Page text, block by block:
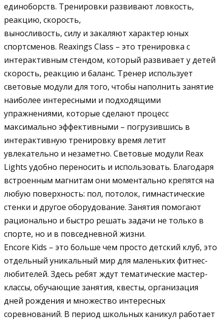
единоборств. Тренировки развивают ловкость,
реакцию, скорость,
выносливость, силу и закаляют характер юных
спортсменов. Reaxings Class – это тренировка с
интерактивным стендом, который развивает у детей
скорость, реакцию и баланс. Тренер использует
световые модули для того, чтобы наполнить занятие
наиболее интересными и подходящими
упражнениями, которые сделают процесс
максимально эффективными – погрузившись в
интерактивную тренировку время летит
увлекательно и незаметно. Световые модули Reax
Lights удобно переносить и использовать. Благодаря
встроенным магнитам они моментально крепятся на
любую поверхность: пол, потолок, гимнастические
стенки и другое оборудование. Занятия помогают
рационально и быстро решать задачи не только в
спорте, но и в повседневной жизни.
Encore Kids – это больше чем просто детский клуб, это
отдельный уникальный мир для маленьких фитнес-
любителей. Здесь ребят ждут тематические мастер-
классы, обучающие занятия, квесты, организация
дней рождения и множество интересных
соревнований. В период школьных каникул работает